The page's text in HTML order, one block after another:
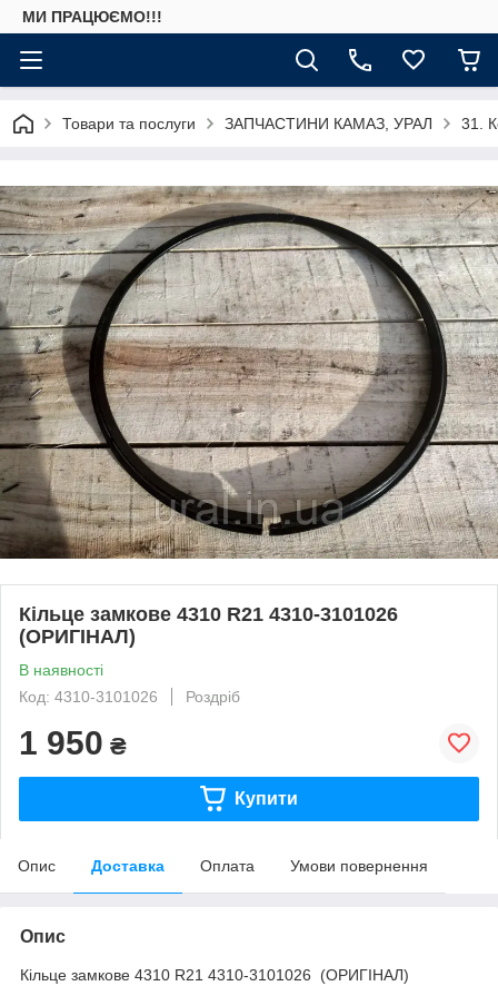
МИ ПРАЦЮЄМО!!!
Товари та послуги ЗАПЧАСТИНИ КАМАЗ, УРАЛ 31.
Кільце замкове 4310 R21 4310-3101026
(ОРИГІНАЛ)
В наявності
Код: 4310-3101026
Роздріб
1 950 ₴
Купити
Опис Доставка Оплата Умови повернення
Опис
Кільце замкове 4310 R21 4310-3101026 (ОРИГІНАЛ)